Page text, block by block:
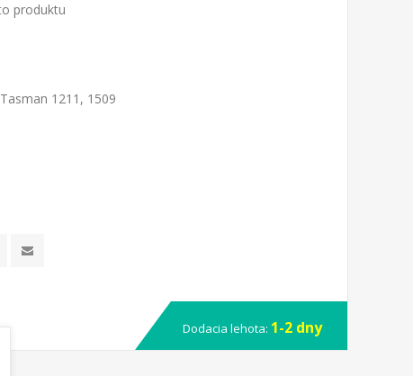
produktu
1211, 1509
Dodacia lehota: 1-2 dny